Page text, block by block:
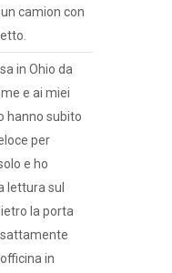
camion con
in Ohio da
e ai miei
hanno subito
per
e ho
lettura sul
la porta
in